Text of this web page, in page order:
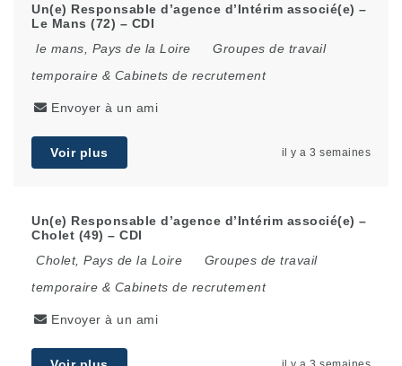
Un(e) Responsable d’agence d’Intérim associé(e) –
Le Mans (72) – CDI
le mans
Pays de la Loire
Groupes de travail
temporaire & Cabinets de recrutement
Envoyer à un ami
Voir plus il y a 3 semaines
Un(e) Responsable d’agence d’Intérim associé(e) –
Cholet (49) – CDI
Cholet, Pays de la Loire
Groupes de travail
temporaire & Cabinets de recrutement
Envoyer à un ami